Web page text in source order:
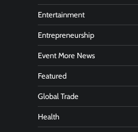
Entertainment
Entrepreneurship
Event More News
Featured
Global Trade
Health